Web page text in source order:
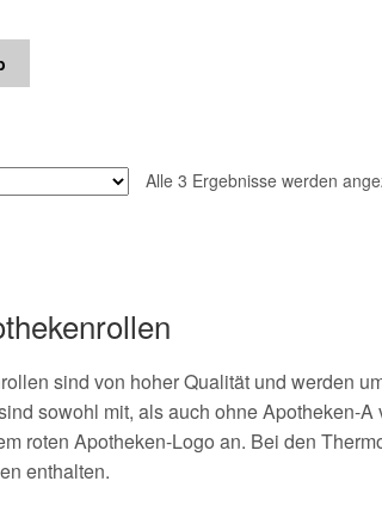
Alle 3 Ergebnisse werden
sind von hoher Qualität und werden
sowohl mit, als auch ohne Apotheken-A
roten Apotheken-Logo an. Bei den
enthalten.